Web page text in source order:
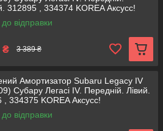
312895 , 334374 KOREA Аксусс!
відправки
₴ 3 389 ₴
Амортизатор Subaru Legacy IV
Субару Легасі IV. Передній. Лівий.
, 334375 KOREA Аксусс!
відправки